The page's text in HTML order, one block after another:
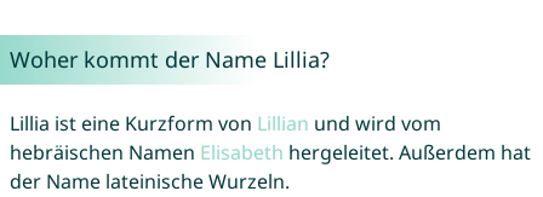
Woher kommt der Name Lillia?
Lillia ist eine Kurzform von Lillian und wird vom
hebräischen Namen Elisabeth hergeleitet. Außerdem hat
der Name lateinische Wurzeln.